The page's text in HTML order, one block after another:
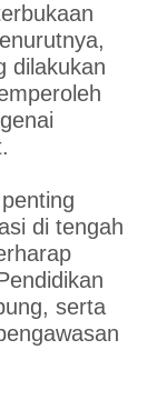
dilakukan
di tengah
serta